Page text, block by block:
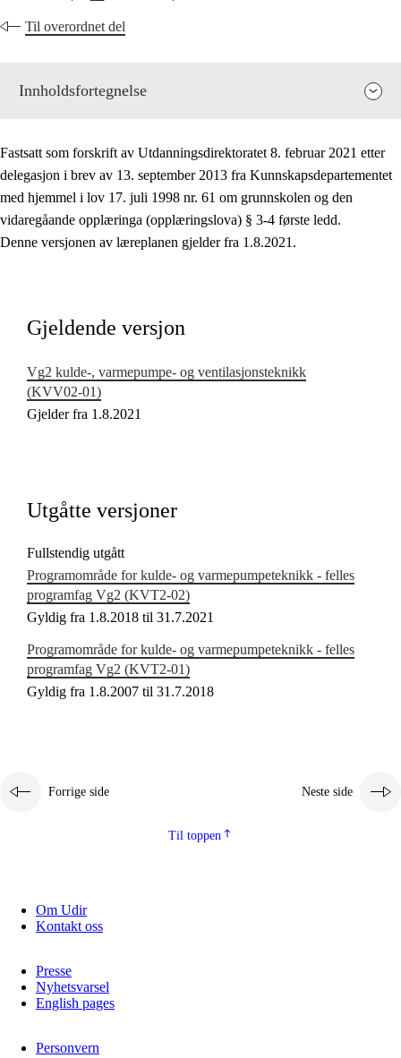
Til overordnet del
Innholdsfortegnelse
Fagenes relevans og sentrale verdier
Grunnleggende ferdigheter
Fastsatt som forskrift av Utdanningsdirektoratet 8. februar 2021 etter
delegasjon i brev av 13. september 2013 fra Kunnskapsdepartementet
med hjemmel i lov 17. juli 1998 nr. 61 om grunnskolen og den
vidaregåande opplæringa (opplæringslova) § 3-4 første ledd.
Denne versjonen av læreplanen gjelder fra 1.8.2021.
Gjeldende versjon
Vg2 kulde-, varmepumpe- og ventilasjonsteknikk
(KVV02‑01)
Gjelder fra 1.8.2021
Utgåtte versjoner
Fullstendig utgått
Programområde for kulde- og varmepumpeteknikk - felles
programfag Vg2 (KVT2‑02)
Gyldig fra 1.8.2018 til 31.7.2021
Programområde for kulde- og varmepumpeteknikk - felles
programfag Vg2 (KVT2‑01)
Gyldig fra 1.8.2007 til 31.7.2018
Forrige side Neste side
Til toppen
Om Udir
Kontakt oss
Presse
Nyhetsvarsel
English pages
Personvern